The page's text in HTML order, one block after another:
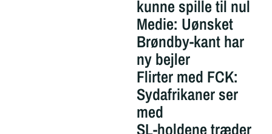
kunne spille til nul
Medie: Uønsket
Brøndby-kant har
ny bejler
Flirter med FCK:
Sydafrikaner ser
med
SL-holdene træder